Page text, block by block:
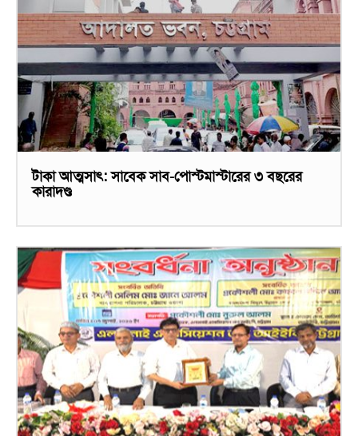
টাকা আত্মসাৎ: সাবেক সাব-পোস্টমাস্টারের ৩ বছরের
কারাদণ্ড